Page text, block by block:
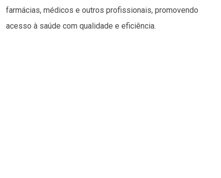
farmácias, médicos e outros profissionais, promovendo
acesso à saúde com qualidade e eficiência.